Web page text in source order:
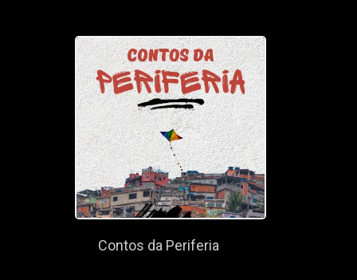
Contos da Periferia